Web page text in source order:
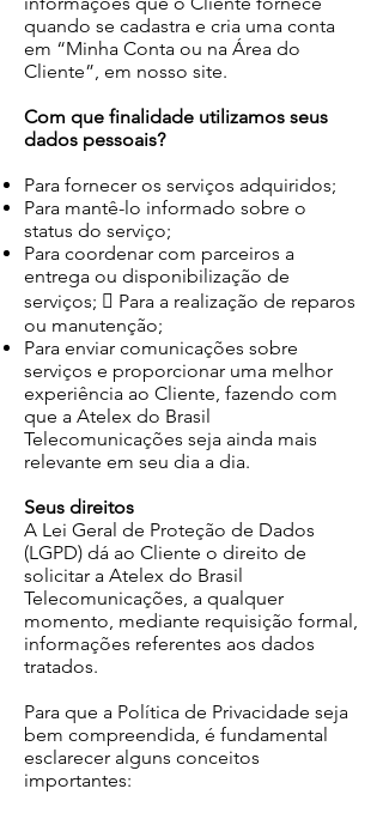
quando se cadastra e cria uma conta
em “Minha Conta ou na Área do
Cliente”, em nosso site.
Com que finalidade utilizamos seus
dados pessoais?
Para fornecer os serviços adquiridos;
Para mantê-lo informado sobre o
status do serviço;
Para coordenar com parceiros a
entrega ou disponibilização de
serviços;  Para a realização de reparos
ou manutenção;
Para enviar comunicações sobre
serviços e proporcionar uma melhor
experiência ao Cliente, fazendo com
que a Atelex do Brasil
Telecomunicações seja ainda mais
relevante em seu dia a dia.
Seus direitos
A Lei Geral de Proteção de Dados
(LGPD) dá ao Cliente o direito de
solicitar a Atelex do Brasil
Telecomunicações, a qualquer
momento, mediante requisição formal,
informações referentes aos dados
tratados.
Para que a Política de Privacidade seja
bem compreendida, é fundamental
esclarecer alguns conceitos
importantes: